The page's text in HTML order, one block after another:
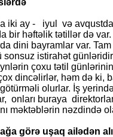
iki ay - iyul və
bir həftəlik tətillər də
dini bayramlar var.
sonsuz istirahət
çoxu tətil
dincəlirlər, həm də
olurlar. İş
onları buraya
məktəblərin nəzdində
görə uşaq ailədən